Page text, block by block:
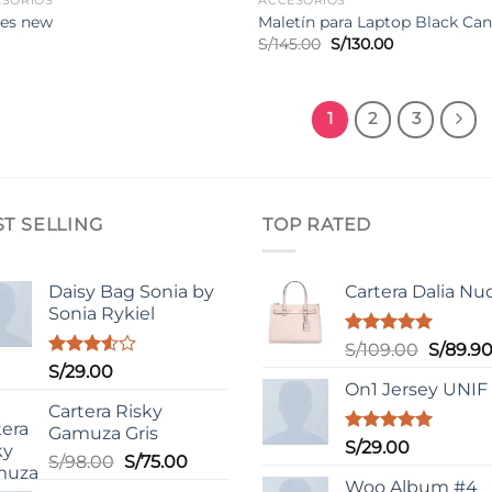
new
Maletín para Laptop Black
S/145.00 El
S/145.00.
S/130.00El
S/130.00.
1 2 3
SELLING
Daisy Bag Sonia by
Sonia Rykiel
Valorado
3.50de
5
S/29.00
Cartera Risky
Gamuza Gris
S/98.00 El
S/75.00El
TOP RATED
Cartera Dalia
Valorado
de 5
S/109.00 El
original
era:
S/89.90
On1 Jersey UNIF
Valorado
de 5
S/29.00
Woo Album #4